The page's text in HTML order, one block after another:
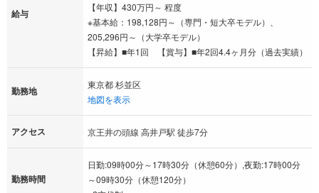
給与
【年収】430万円～ 程度
※基本給：198,128円～（専門・短大卒モデル）、
205,296円～（大学卒モデル）
【昇給】■年1回 【賞与】■年2回4.4ヶ月分（過去実績）
勤務地
東京都 杉並区
地図を表示
アクセス 京王井の頭線 高井戸駅 徒歩7分
勤務時間
日勤:09時00分～17時30分（休憩60分）,夜勤:17時00分
～09時30分（休憩120分）